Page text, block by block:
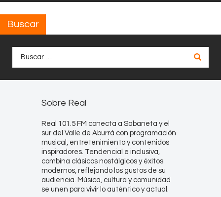
Buscar
Sobre Real
Real 101.5 FM conecta a Sabaneta y el
sur del Valle de Aburrá con programación
musical, entretenimiento y contenidos
inspiradores. Tendencial e inclusiva,
combina clásicos nostálgicos y éxitos
modernos, reflejando los gustos de su
audiencia. Música, cultura y comunidad
se unen para vivir lo auténtico y actual.